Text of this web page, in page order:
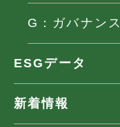
G：ガバナンス
ESGデータ
新着情報